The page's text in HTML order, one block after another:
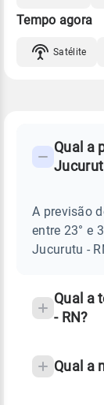
Tempo agora
Satélite
PREVISÃO
TEMPO
JUCURUTU
Perguntas
sobre
chuva
Qual a
A previsão
entre 23° e
Jucurutu -
Qual a
- RN?
Qual a